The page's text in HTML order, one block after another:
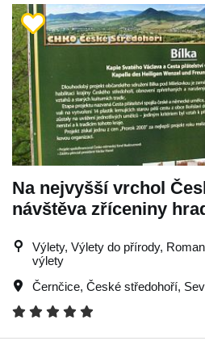
Na nejvyšší vrchol
návštěva zříceniny
Výlety, Výlety do přírody,
výlety
Černčice, České středohoří,